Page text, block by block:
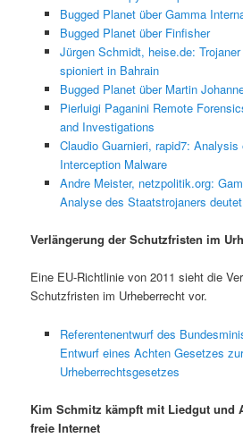
Bugged Planet über Gamma
Bugged Planet über Finfisher
Jürgen Schmidt, heise.de: Trojaner
spioniert in Bahrain
Bugged Planet über Martin
Pierluigi Paganini Remote
and Investigations
Claudio Guarnieri, rapid7:
Interception Malware
Andre Meister, netzpolitik.org:
Analyse des Staatstrojaners
Verlängerung der Schutzfristen im
Eine EU-Richtlinie von 2011 sieht die
Schutzfristen im Urheberrecht vor.
Referentenentwurf des
Entwurf eines Achten Gesetzes
Urheberrechtsgesetzes
Kim Schmitz kämpft mit Liedgut und
freie Internet